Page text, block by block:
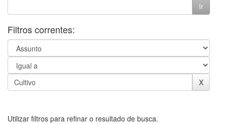
Filtros correntes:
Utilizar filtros para refinar o resultado de busca.